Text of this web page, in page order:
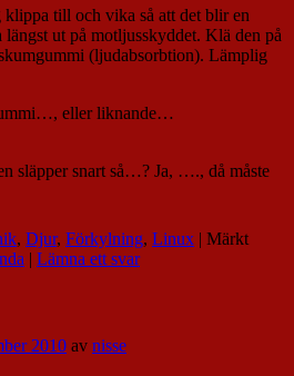
till och vika så att det blir en
längst ut på motljusskyddet. Klä den på
(ljudabsorbtion). Lämplig
eller liknande…
släpper snart så…? Ja, …., då måste
, Djur, Förkylning, Linux
Märkt
Lämna ett svar
2010 av nisse